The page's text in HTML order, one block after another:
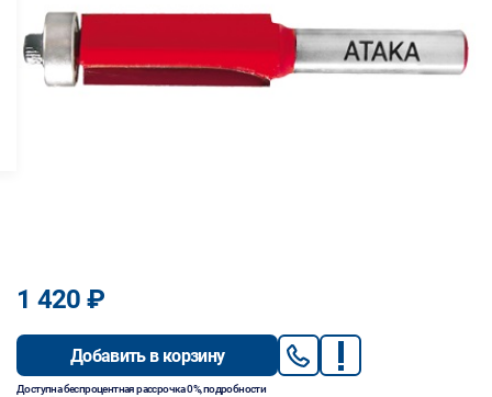
1 420 ₽
Добавить в корзину
Доступна беспроцентная рассрочка 0%, подробности